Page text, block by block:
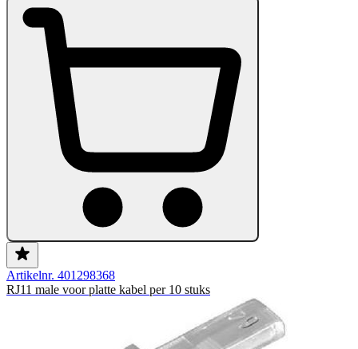
Artikelnr. 401298368
RJ11 male voor platte kabel per 10 stuks